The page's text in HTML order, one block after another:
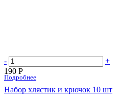
-
+
190 Р
Подробнее
Набор хлястик и крючок 10 шт